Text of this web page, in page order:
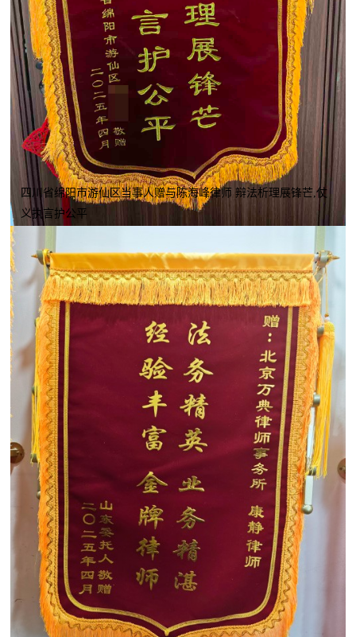
四川省绵阳市游仙区当事人赠与陈海峰律师 辩法析理展锋芒,仗
义执言护公平